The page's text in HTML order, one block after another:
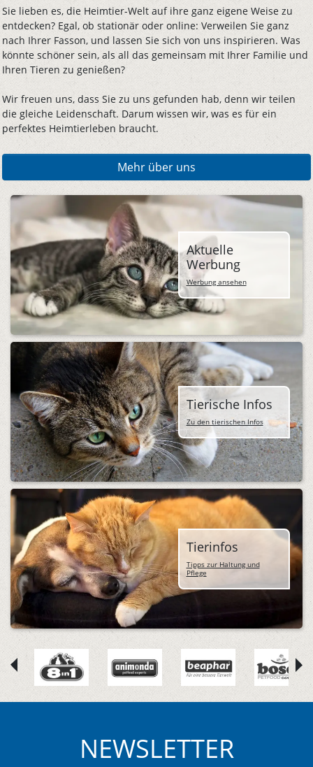
Sie lieben es, die Heimtier-Welt auf ihre ganz eigene Weise zu
entdecken? Egal, ob stationär oder online: Verweilen Sie ganz
nach Ihrer Fasson, und lassen Sie sich von uns inspirieren. Was
könnte schöner sein, als all das gemeinsam mit Ihrer Familie und
Ihren Tieren zu genießen?
Wir freuen uns, dass Sie zu uns gefunden hab, denn wir teilen
die gleiche Leidenschaft. Darum wissen wir, was es für ein
perfektes Heimtierleben braucht.
Mehr über uns
Aktuelle
Werbung
Werbung ansehen
Tierische Infos
Zu den tierischen Infos
Tierinfos
Tipps zur Haltung und
Pflege
NEWSLETTER